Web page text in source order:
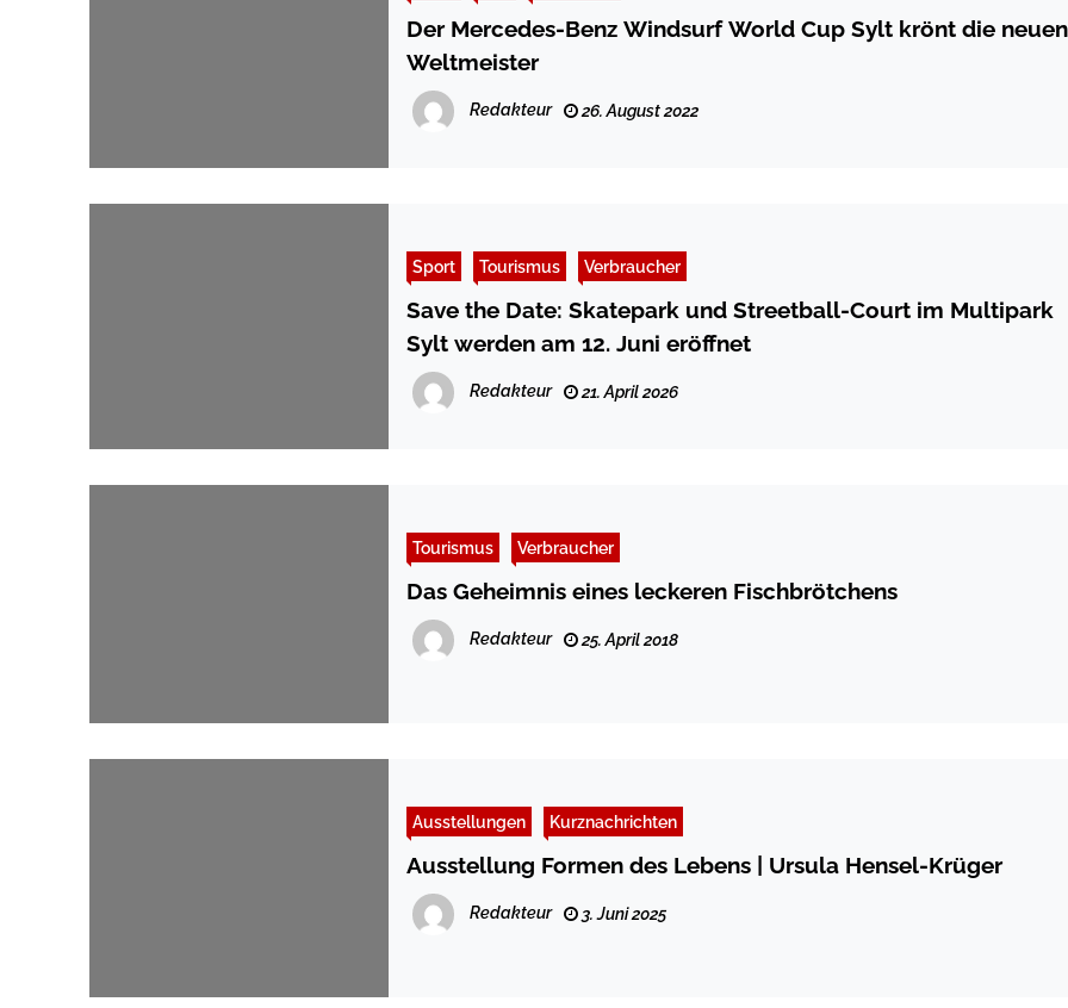
Der Mercedes-Benz Windsurf World Cup Sylt krönt die neuen
Weltmeister
Redakteur 26. August 2022
Sport Tourismus Verbraucher
Save the Date: Skatepark und Streetball-Court im Multipark
Sylt werden am 12. Juni eröffnet
Redakteur 21. April 2026
Tourismus Verbraucher
Das Geheimnis eines leckeren Fischbrötchens
Redakteur 25. April 2018
Ausstellungen Kurznachrichten
Ausstellung Formen des Lebens | Ursula Hensel-Krüger
Redakteur 3. Juni 2025